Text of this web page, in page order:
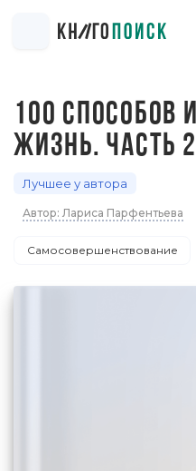
100 СПОСОБОВ
ЖИЗНЬ. ЧАСТЬ 2
Лучшее у автора
Автор: Лариса Парфентьева
Самосовершенствование